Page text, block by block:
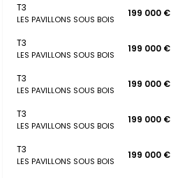
T3
LES PAVILLONS SOUS BOIS
199 000 €
T3
LES PAVILLONS SOUS BOIS
199 000 €
T3
LES PAVILLONS SOUS BOIS
199 000 €
T3
LES PAVILLONS SOUS BOIS
199 000 €
T3
LES PAVILLONS SOUS BOIS
199 000 €